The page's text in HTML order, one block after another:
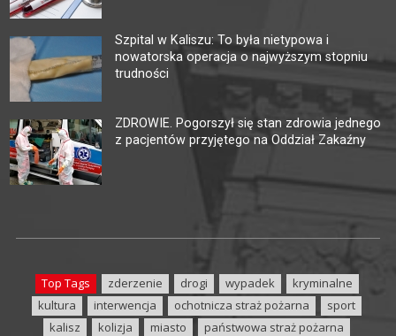
Szpital w Kaliszu: To była nietypowa i
nowatorska operacja o najwyższym stopniu
trudności
ZDROWIE. Pogorszył się stan zdrowia jednego
z pacjentów przyjętego na Oddział Zakaźny
Top Tags zderzenie drogi wypadek
kryminalne
kultura
interwencja ochotnicza straż pożarna
sport
kalisz
kolizja miasto
państwowa straż pożarna